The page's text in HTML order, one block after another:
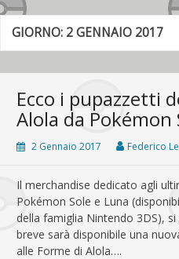
GIORNO: 2 GENNAIO 2017
Ecco i pupazzetti
Alola da Pokémon
2 Gennaio 2017 Federico
Il merchandise dedicato agli
Pokémon Sole e Luna
della famiglia Nintendo 3DS),
breve sarà disponibile una
alle Forme di Alola….